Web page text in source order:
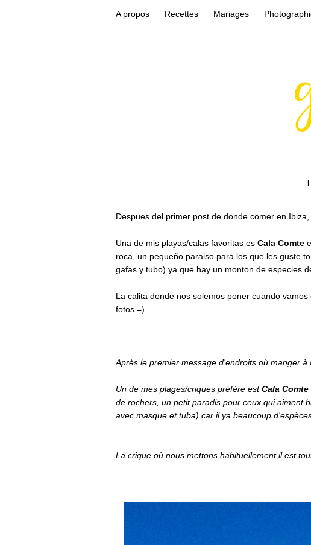
A propos Recettes Mariages
Despues del primer post de donde comer en Ibiza,
Una de mis playas/calas favoritas es Cala Comte
roca, un pequeño paraiso para los que les guste
gafas y tubo) ya que hay un monton de especies
La calita donde nos solemos poner cuando
fotos =)
Après le premier message d'endroits où manger à
Un de mes plages/criques préfére estCala Comte
de rochers, un petit paradis pour ceux qui aiment
avec masque et tuba) car il ya beaucoup
La crique où nous mettons habituellement il est